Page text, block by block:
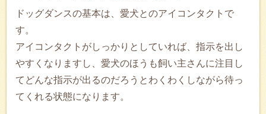
ドッグダンスの基本は、愛犬とのアイコンタクトで
す。
アイコンタクトがしっかりとしていれば、指示を出し
やすくなりますし、愛犬のほうも飼い主さんに注目し
てどんな指示が出るのだろうとわくわくしながら待っ
てくれる状態になります。